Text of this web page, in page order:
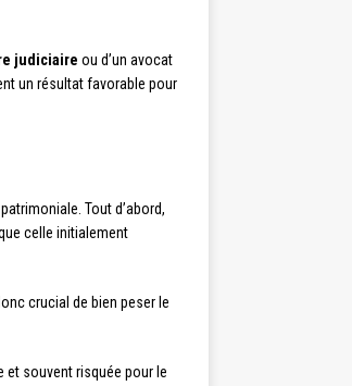
judiciaire ou d’un avocat
un résultat favorable pour
Tout d’abord,
celle initialement
crucial de bien peser le
et souvent risquée pour le